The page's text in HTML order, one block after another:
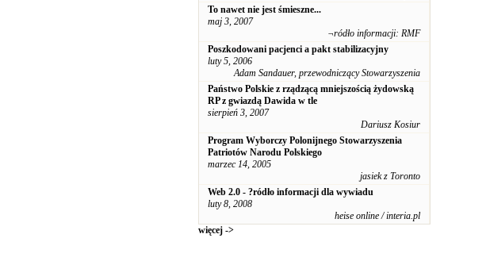
To nawet nie jest śmieszne...
maj 3, 2007
¬ródło informacji: RMF
Poszkodowani pacjenci a pakt stabilizacyjny
luty 5, 2006
Adam Sandauer, przewodniczący Stowarzyszenia
Państwo Polskie z rządzącą mniejszością żydowską
RP z gwiazdą Dawida w tle
sierpień 3, 2007
Dariusz Kosiur
Program Wyborczy Polonijnego Stowarzyszenia
Patriotów Narodu Polskiego
marzec 14, 2005
jasiek z Toronto
Web 2.0 - ?ródło informacji dla wywiadu
luty 8, 2008
heise online / interia.pl
więcej ->